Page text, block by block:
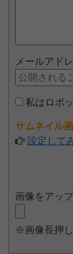
メールアド
私はロボ
サムネイル
設定して
画像をアッ
※画像長押